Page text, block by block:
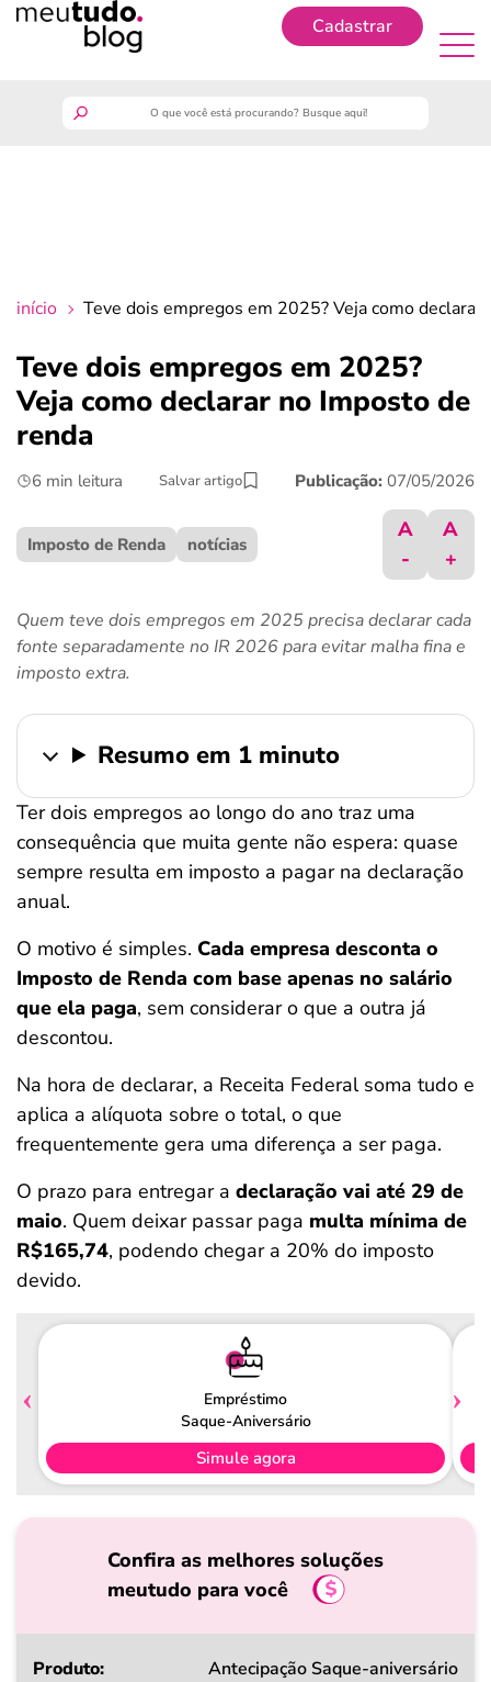
Cadastrar
crédito fácil
início Teve dois empregos em 2025? Veja como declarar
Teve dois empregos em 2025?
Veja como declarar no Imposto de
renda
6 min leitura Salvar artigo Publicação: 07/05/2026
Imposto de Renda notícias
A
-
A
+
Quem teve dois empregos em 2025 precisa declarar cada
fonte separadamente no IR 2026 para evitar malha fina e
imposto extra.
Resumo em 1 minuto
Ter dois empregos ao longo do ano traz uma
consequência que muita gente não espera: quase
sempre resulta em imposto a pagar na declaração
anual.
O motivo é simples. Cada empresa desconta o
Imposto de Renda com base apenas no salário
que ela paga, sem considerar o que a outra já
descontou.
Na hora de declarar, a Receita Federal soma tudo e
aplica a alíquota sobre o total, o que
frequentemente gera uma diferença a ser paga.
O prazo para entregar a declaração vai até 29 de
maio. Quem deixar passar paga multa mínima de
R$165,74, podendo chegar a 20% do imposto
devido.
Empréstimo
Saque-Aniversário
Simule agora
Confira as melhores soluções
meutudo para você
Produto
Antecipação Saque-aniversário